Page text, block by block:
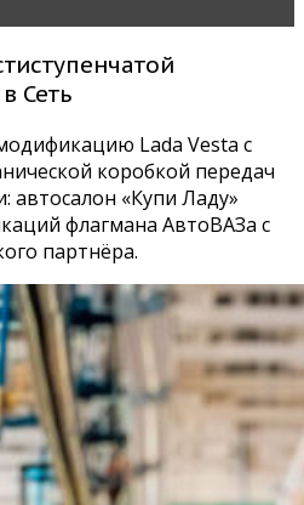
Сеть
Lada Vesta с
коробкой передач
автосалон «Купи Ладу»
флагмана АвтоВАЗа с
партнёра.